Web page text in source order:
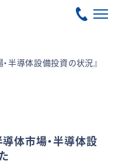
半導体設備投資の状況』
体市場・半導体設